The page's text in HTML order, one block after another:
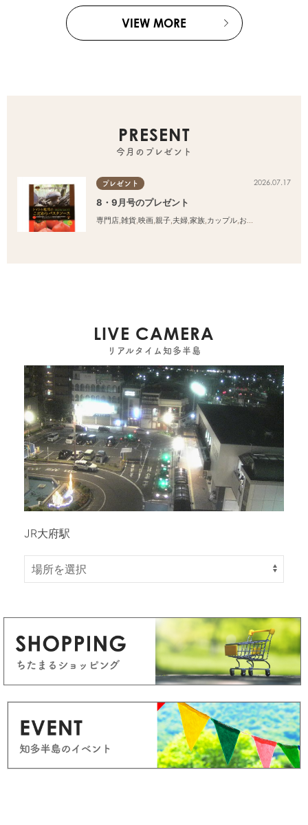
VIEW MORE
PRESENT
今月のプレゼント
プレゼント 2026.07.17
8・9月号のプレゼント
専門店 雑貨 映画 親子 夫婦 家族 カップル おひとりさま
LIVE CAMERA
リアルタイム知多半島
JR大府駅